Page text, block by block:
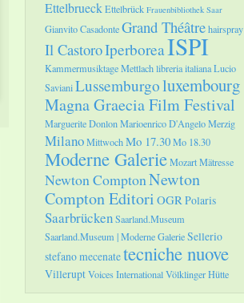
EttelbrueckEttelbrück Frauenbibliothek Saar
Gianvito CasadonteGrand Théâtrehairspray
Il CastoroIperboreaISPI
Kammermusiktage Mettlachlibreria italianaLucio
SavianiLussemburgoluxembourg
Magna Graecia Film Festival
Marguerite DonlonMarioenrico D'AngeloMerzig
MilanoMittwochMo 17.30Mo 18.30
Moderne GalerieMozartMätresse
Newton ComptonNewton
Compton Editori OGRPolaris
SaarbrückenSaarland.Museum
Saarland.Museum | Moderne GalerieSellerio
stefano mecenatetecniche nuove
VilleruptVoices InternationalVölklinger Hütte